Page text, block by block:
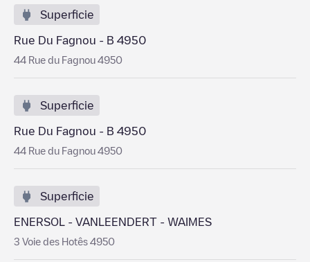
Superficie
Rue Du Fagnou - B 4950
44 Rue du Fagnou 4950
Superficie
Rue Du Fagnou - B 4950
44 Rue du Fagnou 4950
Superficie
ENERSOL - VANLEENDERT - WAIMES
3 Voie des Hotês 4950